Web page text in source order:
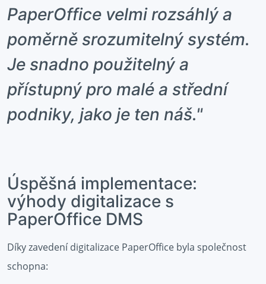
PaperOffice velmi rozsáhlý a
poměrně srozumitelný systém.
Je snadno použitelný a
přístupný pro malé a střední
podniky, jako je ten náš."
Úspěšná implementace:
výhody digitalizace s
PaperOffice DMS
Díky zavedení digitalizace PaperOffice byla společnost
schopna: